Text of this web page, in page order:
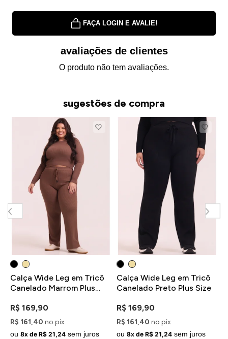
FAÇA LOGIN E AVALIE!
avaliações de clientes
O produto não tem avaliações.
sugestões de compra
Calça Wide Leg em Tricô
Canelado Marrom Plus
R$ 169,90
R$ 161,40 no pix
ou 8x de R$ 21,24 sem juros
Calça Wide Leg em Tricô
Canelado Preto Plus Size
R$ 169,90
R$ 161,40 no pix
ou 8x de R$ 21,24 sem juros